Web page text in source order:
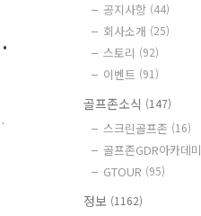
공지사항 (44)
회사소개 (25)
스토리 (92)
이벤트 (91)
골프존소식 (147)
스크린골프존 (16)
골프존GDR아카데미
GTOUR (95)
정보 (1162)